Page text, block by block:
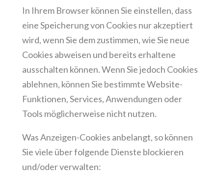
In Ihrem Browser können Sie einstellen, dass
eine Speicherung von Cookies nur akzeptiert
wird, wenn Sie dem zustimmen, wie Sie neue
Cookies abweisen und bereits erhaltene
ausschalten können. Wenn Sie jedoch Cookies
ablehnen, können Sie bestimmte Website-
Funktionen, Services, Anwendungen oder
Tools möglicherweise nicht nutzen.
Was Anzeigen-Cookies anbelangt, so können
Sie viele über folgende Dienste blockieren
und/oder verwalten: